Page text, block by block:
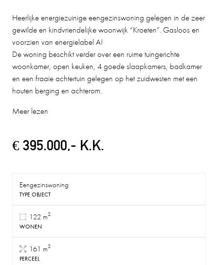
Heerlijke energiezuinige eengezinswoning gelegen in de zeer
gewilde en kindvriendelijke woonwijk “Kroeten”. Gasloos en
voorzien van energielabel A!
De woning beschikt verder over een ruime tuingerichte
woonkamer, open keuken, 4 goede slaapkamers, badkamer
en een fraaie achtertuin gelegen op het zuidwesten met een
houten berging en achterom.
Meer lezen
€ 395.000,- K.K.
Eengezinswoning
TYPE OBJECT
122 m2
WONEN
161 m2
PERCEEL